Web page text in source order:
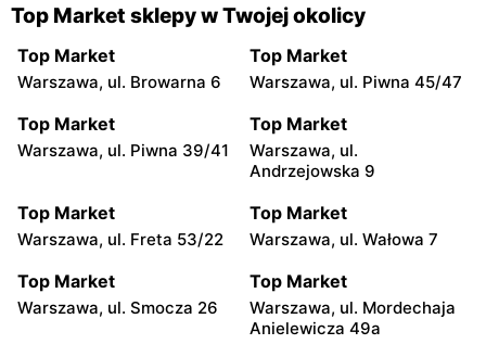
Top Market sklepy w Twojej okolicy
Top Market
Warszawa, ul. Browarna 6
Top Market
Warszawa, ul. Piwna 45/47
Top Market
Warszawa, ul. Piwna 39/41
Top Market
Warszawa, ul.
Andrzejowska 9
Top Market
Warszawa, ul. Freta 53/22
Top Market
Warszawa, ul. Wałowa 7
Top Market
Warszawa, ul. Smocza 26
Top Market
Warszawa, ul. Mordechaja
Anielewicza 49a